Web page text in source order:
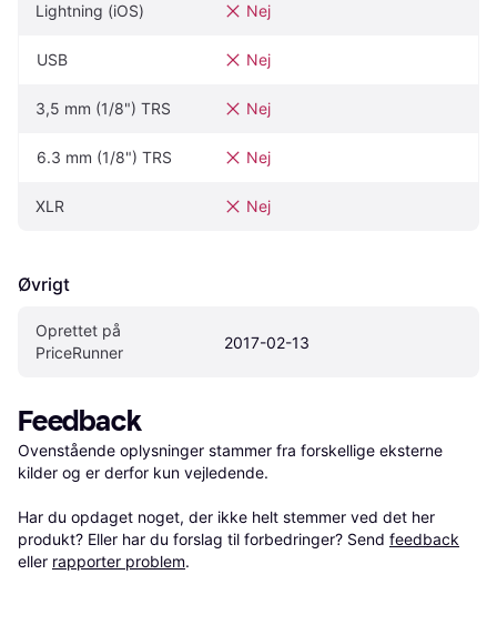
Lightning (iOS) Nej
USB Nej
3,5 mm (1/8") TRS Nej
6.3 mm (1/8") TRS Nej
XLR Nej
Øvrigt
Oprettet på
PriceRunner
2017-02-13
Feedback
Ovenstående oplysninger stammer fra forskellige eksterne
kilder og er derfor kun vejledende.
Har du opdaget noget, der ikke helt stemmer ved det her
produkt? Eller har du forslag til forbedringer? Send feedback
eller rapporter problem.